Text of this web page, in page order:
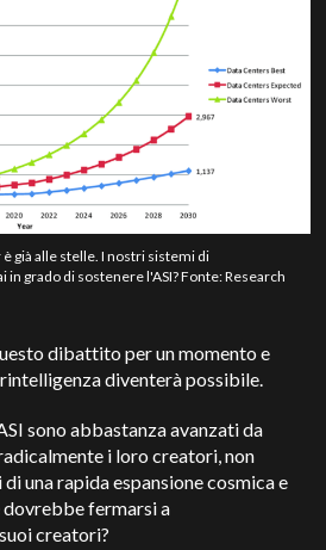
già alle stelle. I nostri sistemi di
grado di sostenere l'ASI? Fonte: Research
dibattito per un momento e
diventerà possibile.
sono abbastanza avanzati da
i loro creatori, non
una rapida espansione cosmica e
dovrebbe fermarsi a
creatori?